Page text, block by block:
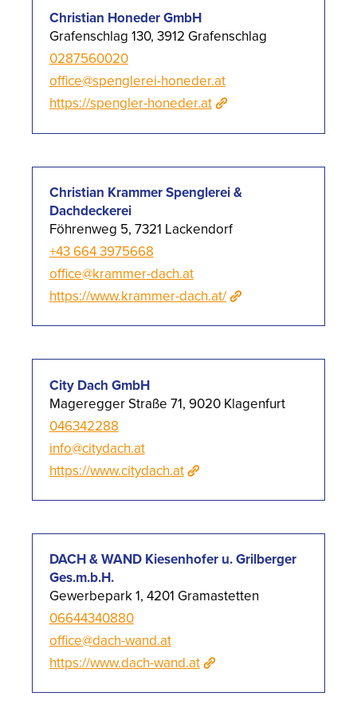
Christian Honeder GmbH
Grafenschlag 130, 3912 Grafenschlag
0287560020
office@spenglerei-honeder.at
https://spengler-honeder.at
Christian Krammer Spenglerei &
Dachdeckerei
Föhrenweg 5, 7321 Lackendorf
+43 664 3975668
office@krammer-dach.at
https://www.krammer-dach.at/
City Dach GmbH
Mageregger Straße 71, 9020 Klagenfurt
046342288
info@citydach.at
https://www.citydach.at
DACH & WAND Kiesenhofer u. Grilberger
Ges.m.b.H.
Gewerbepark 1, 4201 Gramastetten
06644340880
office@dach-wand.at
https://www.dach-wand.at